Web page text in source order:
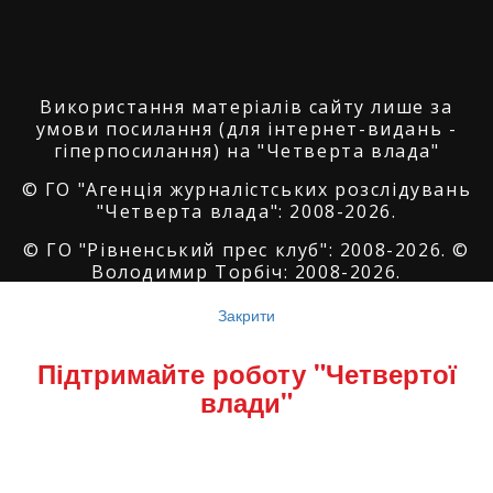
Використання матеріалів сайту лише за
умови посилання (для інтернет-видань -
гіперпосилання) на "Четверта влада"
© ГО "Агенція журналістських розслідувань
"Четверта влада": 2008-2026.
© ГО "Рівненський прес клуб": 2008-2026. ©
Володимир Торбіч: 2008-2026.
SoftGroup
Reserved
Закрити
Підтримайте роботу "Четвертої
влади"